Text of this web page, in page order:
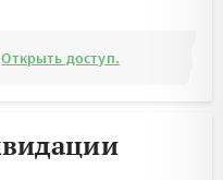
Открыть доступ.